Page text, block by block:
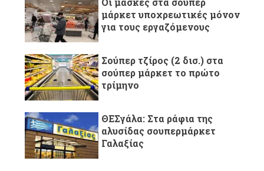
μάρκετ υποχρεωτικές μόνον
για τους εργαζόμενους
Σούπερ τζίρος (2 δισ.) στα
σούπερ μάρκετ το πρώτο
τρίμηνο
ΘΕΣγάλα: Στα ράφια της
αλυσίδας σουπερμάρκετ
Γαλαξίας